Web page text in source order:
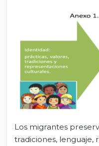
Los migrantes
tradiciones, lenguaje,